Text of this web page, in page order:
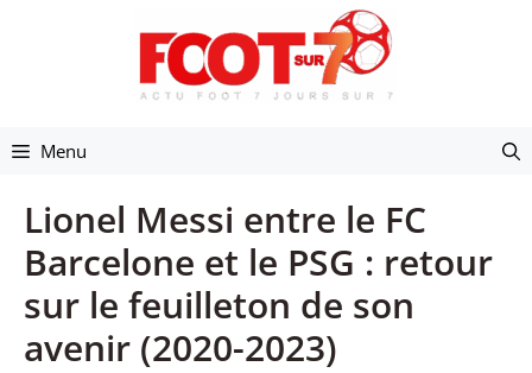
Menu
Lionel Messi entre le FC
Barcelone et le PSG : retour
sur le feuilleton de son
avenir (2020-2023)